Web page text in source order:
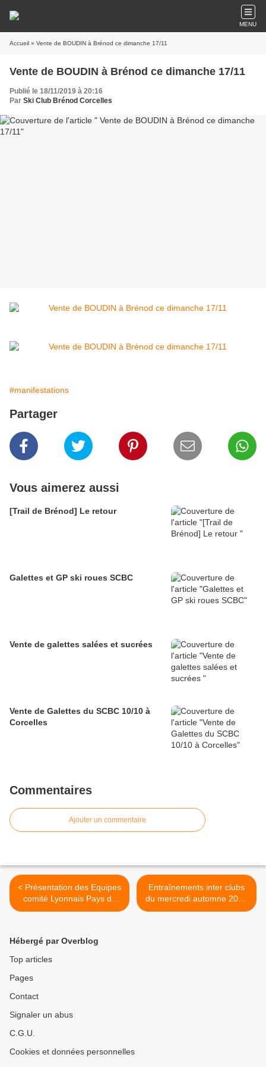
MENU
Accueil » Vente de BOUDIN à Brénod ce dimanche 17/11
Vente de BOUDIN à Brénod ce dimanche 17/11
Publié le 18/11/2019 à 20:16
Par Ski Club Brénod Corcelles
#manifestations
Partager
Vous aimerez aussi
[Trail de Brénod] Le retour
Galettes et GP ski roues SCBC
Vente de galettes salées et sucrées
Vente de Galettes du SCBC 10/10 à
Corcelles
Commentaires
Ajouter un commentaire
< Présentation des Equipes
comité Lyonnais Pays de
l'AIN
Entraînements inter clubs
du mercredi automne 2019
poussins - benjamins >
Hébergé par Overblog
Top articles
Pages
Contact
Signaler un abus
C.G.U.
Cookies et données personnelles